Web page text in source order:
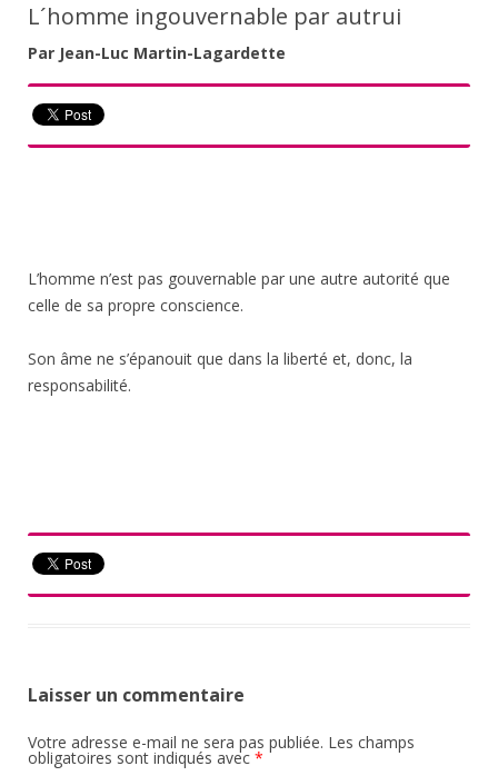
L´homme ingouvernable par autrui
Par Jean-Luc Martin-Lagardette
L’homme n’est pas gouvernable par une autre autorité que
celle de sa propre conscience.
Son âme ne s’épanouit que dans la liberté et, donc, la
responsabilité.
Laisser un commentaire
Votre adresse e-mail ne sera pas publiée. Les champs
obligatoires sont indiqués avec *